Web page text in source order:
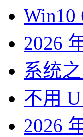
Win10
2026
系统
不用
2026